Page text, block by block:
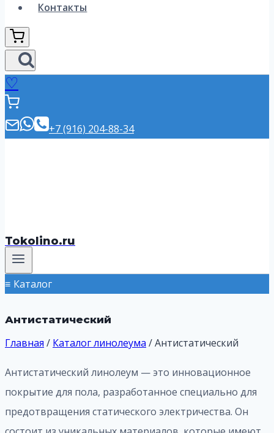
Контакты
♡
+7 (916) 204-88-34
Tokolino.ru
Каталог
Антистатический
Главная / Каталог линолеума /Антистатический
Антистатический линолеум — это инновационное
покрытие для пола, разработанное специально для
предотвращения статического электричества. Он